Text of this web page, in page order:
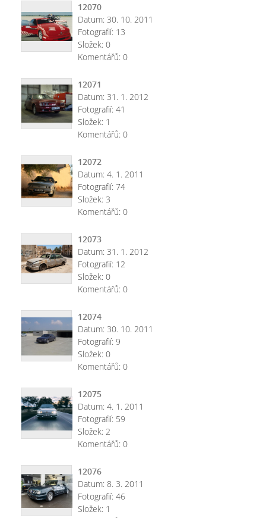
12070
Datum: 30. 10. 2011
Fotografií: 13
Složek: 0
Komentářů: 0
12071
Datum: 31. 1. 2012
Fotografií: 41
Složek: 1
Komentářů: 0
12072
Datum: 4. 1. 2011
Fotografií: 74
Složek: 3
Komentářů: 0
12073
Datum: 31. 1. 2012
Fotografií: 12
Složek: 0
Komentářů: 0
12074
Datum: 30. 10. 2011
Fotografií: 9
Složek: 0
Komentářů: 0
12075
Datum: 4. 1. 2011
Fotografií: 59
Složek: 2
Komentářů: 0
12076
Datum: 8. 3. 2011
Fotografií: 46
Složek: 1